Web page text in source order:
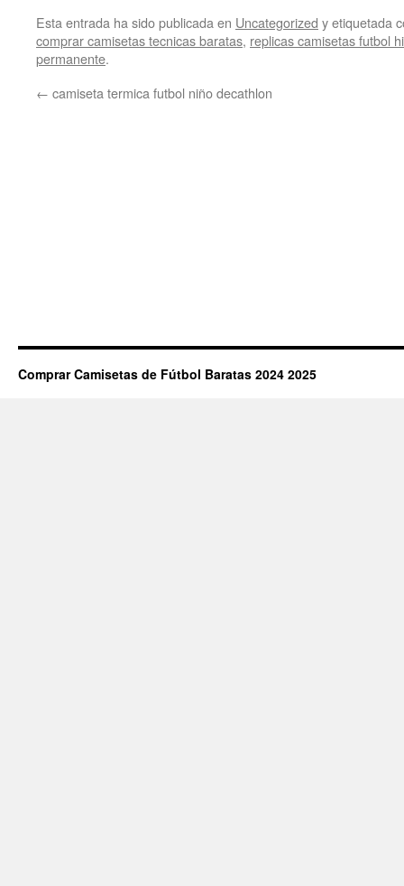
Esta entrada ha sido publicada en Uncategorized y etiquetada
comprar camisetas tecnicas baratas, replicas camisetas futbol
permanente.
← camiseta termica futbol niño decathlon
Comprar Camisetas de Fútbol Baratas 2024 2025